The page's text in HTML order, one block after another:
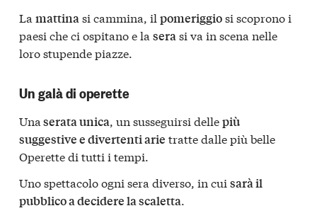
La mattinasi cammina, il pomeriggiosi scoprono i
paesi che ci ospitano e la serasi va in scena nelle
loro stupende piazze.
Un galà di operette
Una serata unica, un susseguirsi dellepiù
suggestive e divertenti arie tratte dalle più belle
Operette di tutti i tempi.
Uno spettacolo ogni sera diverso, in cui sarà il
pubblico a decidere la scaletta.